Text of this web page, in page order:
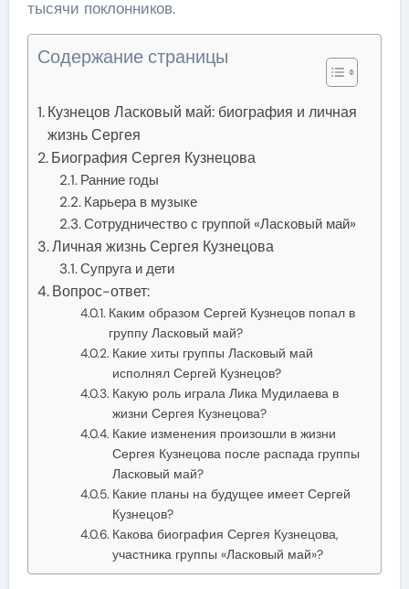
тысячи поклонников.
Содержание страницы
Кузнецов Ласковый май: биография и личная
жизнь Сергея
Биография Сергея Кузнецова
Ранние годы
Карьера в музыке
Сотрудничество с группой «Ласковый май»
Личная жизнь Сергея Кузнецова
Супруга и дети
Вопрос-ответ:
Каким образом Сергей Кузнецов попал в
группу Ласковый май?
Какие хиты группы Ласковый май
исполнял Сергей Кузнецов?
Какую роль играла Лика Мудилаева в
жизни Сергея Кузнецова?
Какие изменения произошли в жизни
Сергея Кузнецова после распада группы
Ласковый май?
Какие планы на будущее имеет Сергей
Кузнецов?
Какова биография Сергея Кузнецова,
участника группы «Ласковый май»?